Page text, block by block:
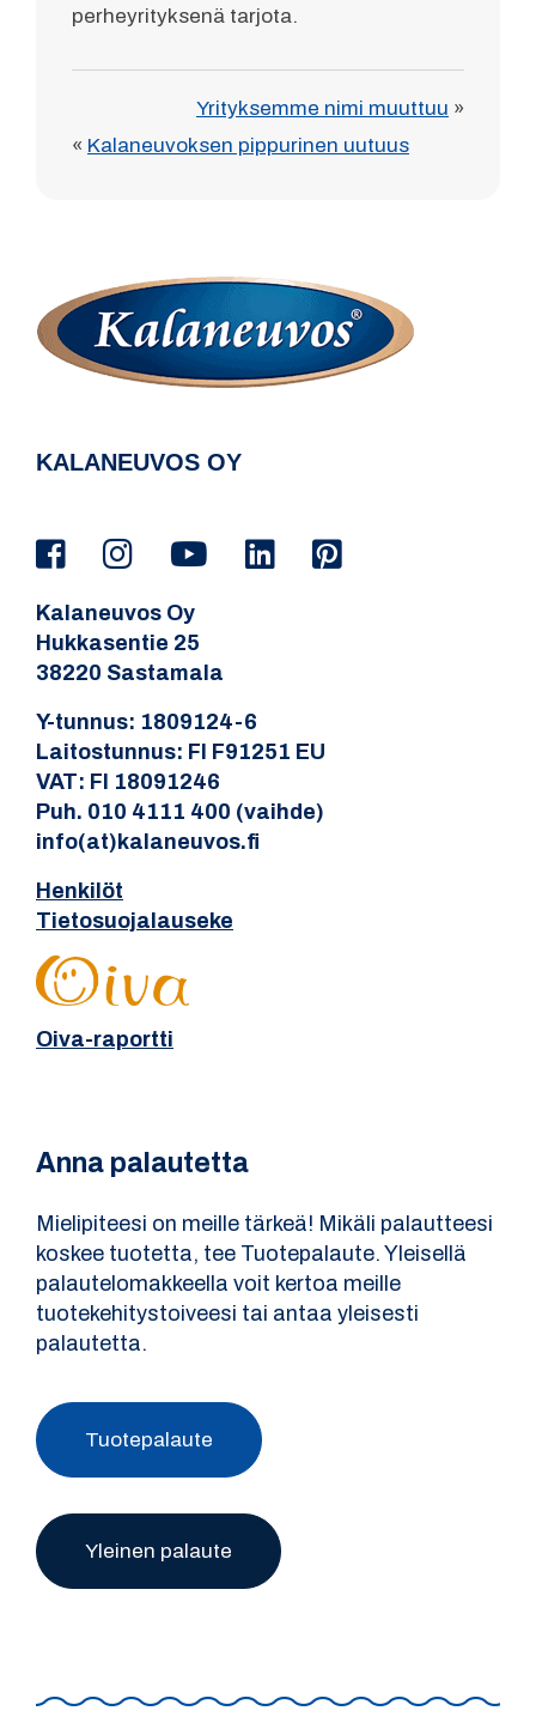
perheyrityksenä tarjota.
Yrityksemme nimi muuttuu »
« Kalaneuvoksen pippurinen uutuus
KALANEUVOS OY
Kalaneuvos Oy
Hukkasentie 25
38220 Sastamala
Y-tunnus: 1809124-6
Laitostunnus: FI F91251 EU
VAT: FI 18091246
Puh. 010 4111 400 (vaihde)
info(at)kalaneuvos.fi
Henkilöt
Tietosuojalauseke
Oiva-raportti
Anna palautetta
Mielipiteesi on meille tärkeä! Mikäli palautteesi
koskee tuotetta, tee Tuotepalaute. Yleisellä
palautelomakkeella voit kertoa meille
tuotekehitystoiveesi tai antaa yleisesti
palautetta.
Tuotepalaute
Yleinen palaute